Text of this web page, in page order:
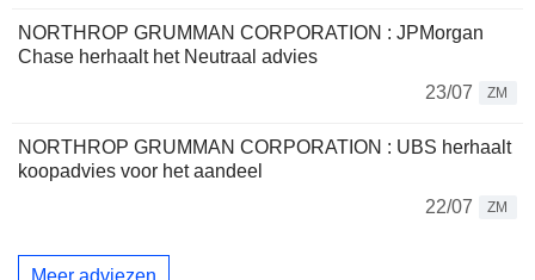
NORTHROP GRUMMAN CORPORATION : JPMorgan
Chase herhaalt het Neutraal advies
23/07
ZM
NORTHROP GRUMMAN CORPORATION : UBS herhaalt
koopadvies voor het aandeel
22/07
ZM
Meer adviezen